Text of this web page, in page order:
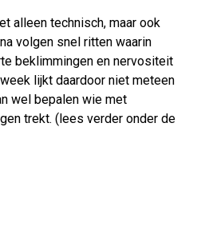
alleen technisch, maar ook
volgen snel ritten waarin
beklimmingen en nervositeit
lijkt daardoor niet meteen
wel bepalen wie met
trekt. (lees verder onder de